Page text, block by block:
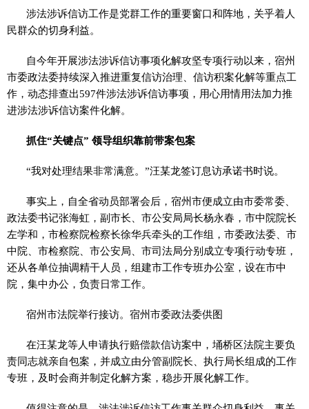
涉法涉诉信访工作是党群工作的重要窗口和阵地，关乎着人
民群众的切身利益。
自今年开展涉法涉诉信访事项化解攻坚专项行动以来，宿州
市委政法委持续深入推进重复信访治理、信访积案化解等重点工
作，动态排查出597件涉法涉诉信访事项，用心用情用法加力推
进涉法涉诉信访案件化解。
抓住“关键点” 领导组织靠前带案包案
“我对处理结果非常满意。”汪某龙签订息访承诺书时说。
事实上，自全省动员部署会后，宿州市便成立由市委常委、
政法委书记张海虹，副市长、市公安局局长杨永春，市中院院长
左学和，市检察院检察长徐华兵牵头的工作组，市委政法委、市
中院、市检察院、市公安局、市司法局分别成立专项行动专班，
还从各单位抽调精干人员，组建市工作专班办公室，设在市中
院，集中办公，负责日常工作。
宿州市法院举行接访。宿州市委政法委供图
在汪某龙等人申请执行赔偿款信访案中，埇桥区法院主要负
责同志就亲自包案，并成立由分管副院长、执行局长组成的工作
专班，及时会商并制定化解方案，稳步开展化解工作。